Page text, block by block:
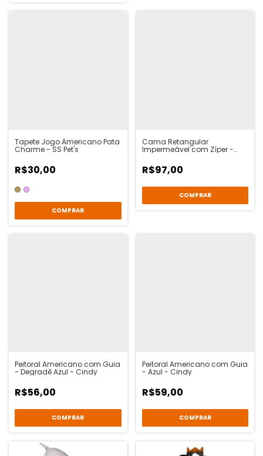
Tapete Jogo Americano Pata
Charme - SS Pet's
R$30,00
COMPRAR
Cama Retangular
Impermeável com Zíper -
R$97,00
COMPRAR
Peitoral Americano com Guia
- Degradê Azul - Cindy
R$56,00
COMPRAR
Peitoral Americano com Guia
- Azul - Cindy
R$59,00
COMPRAR